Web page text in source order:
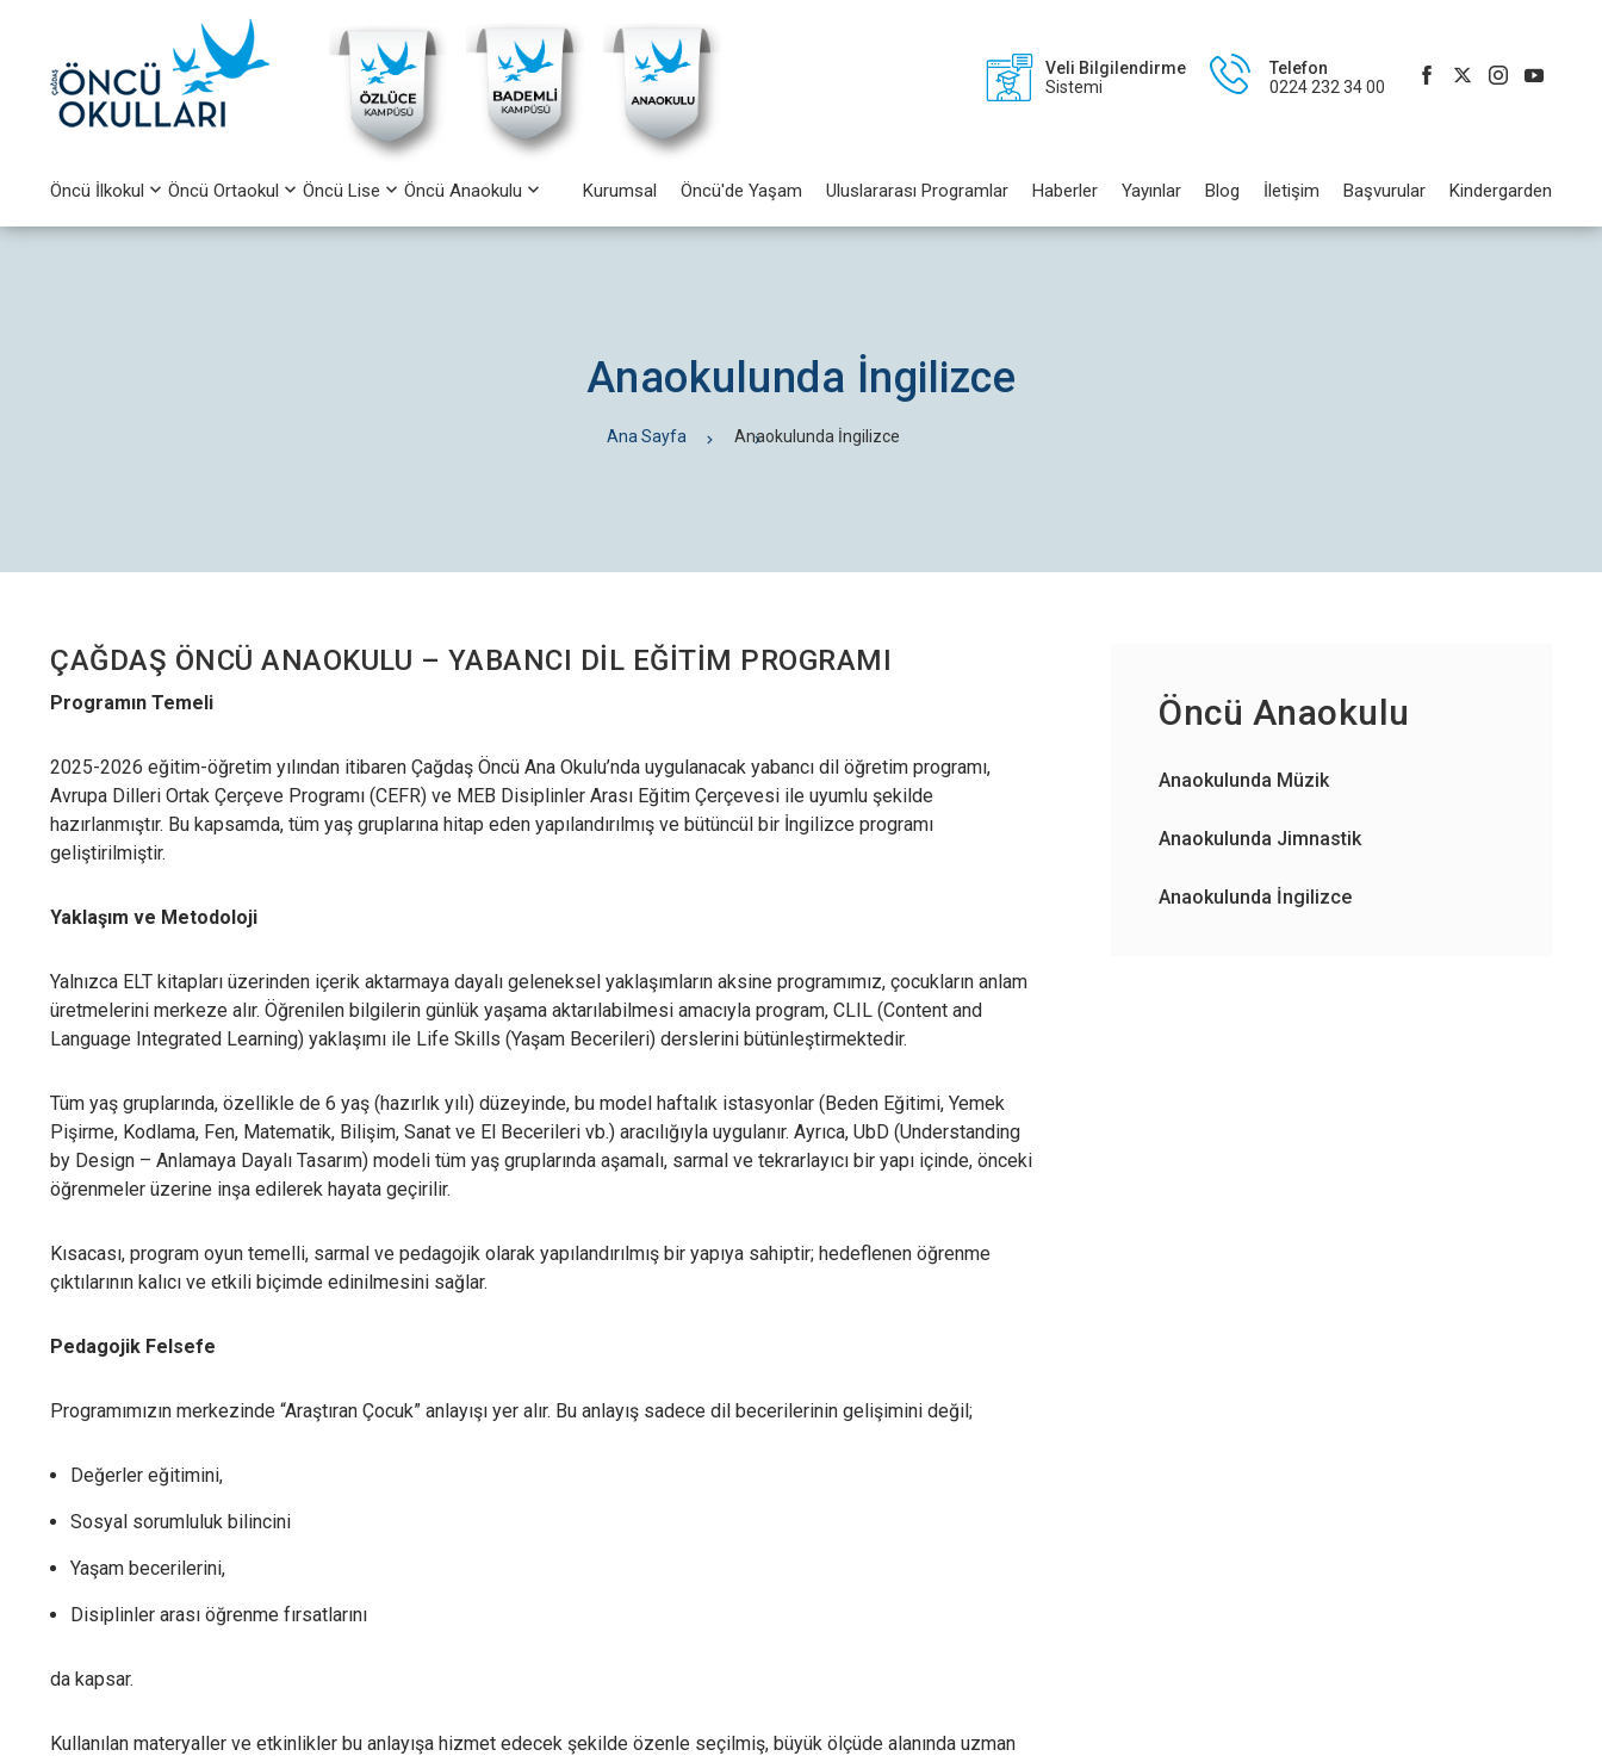
Veli Bilgilendirme
Sistemi
Telefon
0224 232 34 00
Öncü İlkokul Öncü Ortaokul Öncü Lise Öncü Anaokulu Kurumsal Öncü'de Yaşam Uluslararası Programlar Haberler Yayınlar Blog İletişim Başvurular Kindergarden
Anaokulunda İngilizce
Ana Sayfa Anaokulunda İngilizce
ÇAĞDAŞ ÖNCÜ ANAOKULU – YABANCI DİL EĞİTİM PROGRAMI
Programın Temeli
2025-2026 eğitim-öğretim yılından itibaren Çağdaş Öncü Ana Okulu’nda uygulanacak yabancı dil öğretim programı,
Avrupa Dilleri Ortak Çerçeve Programı (CEFR) ve MEB Disiplinler Arası Eğitim Çerçevesi ile uyumlu şekilde
hazırlanmıştır. Bu kapsamda, tüm yaş gruplarına hitap eden yapılandırılmış ve bütüncül bir İngilizce programı
geliştirilmiştir.
Yaklaşım ve Metodoloji
Yalnızca ELT kitapları üzerinden içerik aktarmaya dayalı geleneksel yaklaşımların aksine programımız, çocukların anlam
üretmelerini merkeze alır. Öğrenilen bilgilerin günlük yaşama aktarılabilmesi amacıyla program, CLIL (Content and
Language Integrated Learning) yaklaşımı ile Life Skills (Yaşam Becerileri) derslerini bütünleştirmektedir.
Tüm yaş gruplarında, özellikle de 6 yaş (hazırlık yılı) düzeyinde, bu model haftalık istasyonlar (Beden Eğitimi, Yemek
Pişirme, Kodlama, Fen, Matematik, Bilişim, Sanat ve El Becerileri vb.) aracılığıyla uygulanır. Ayrıca, UbD (Understanding
by Design – Anlamaya Dayalı Tasarım) modeli tüm yaş gruplarında aşamalı, sarmal ve tekrarlayıcı bir yapı içinde, önceki
öğrenmeler üzerine inşa edilerek hayata geçirilir.
Kısacası, program oyun temelli, sarmal ve pedagojik olarak yapılandırılmış bir yapıya sahiptir; hedeflenen öğrenme
çıktılarının kalıcı ve etkili biçimde edinilmesini sağlar.
Pedagojik Felsefe
Programımızın merkezinde “Araştıran Çocuk” anlayışı yer alır. Bu anlayış sadece dil becerilerinin gelişimini değil;
Değerler eğitimini,
Sosyal sorumluluk bilincini
Yaşam becerilerini,
Disiplinler arası öğrenme fırsatlarını
da kapsar.
Kullanılan materyaller ve etkinlikler bu anlayışa hizmet edecek şekilde özenle seçilmiş, büyük ölçüde alanında uzman
Öncü Anaokulu
Anaokulunda Müzik
Anaokulunda Jimnastik
Anaokulunda İngilizce
Pazarlama ve Hedefleme Çerezleri